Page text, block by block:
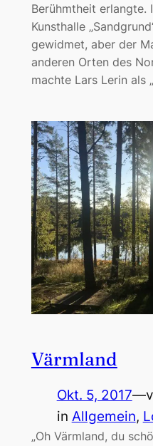
Berühmtheit erlangte.
Kunsthalle
gewidmet, aber der
anderen Orten des
machte Lars Lerin als
Värmland
Okt. 5, 2017—
in Allgemein,
„Oh Värmland, du